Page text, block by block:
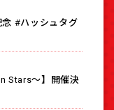
#ハッシュタグ
Stars〜】開催決